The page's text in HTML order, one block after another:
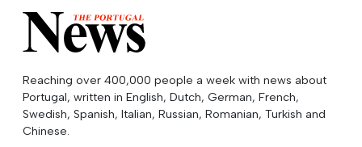
Reaching over 400,000 people a week with news about
Portugal, written in English, Dutch, German, French,
Swedish, Spanish, Italian, Russian, Romanian, Turkish and
Chinese.